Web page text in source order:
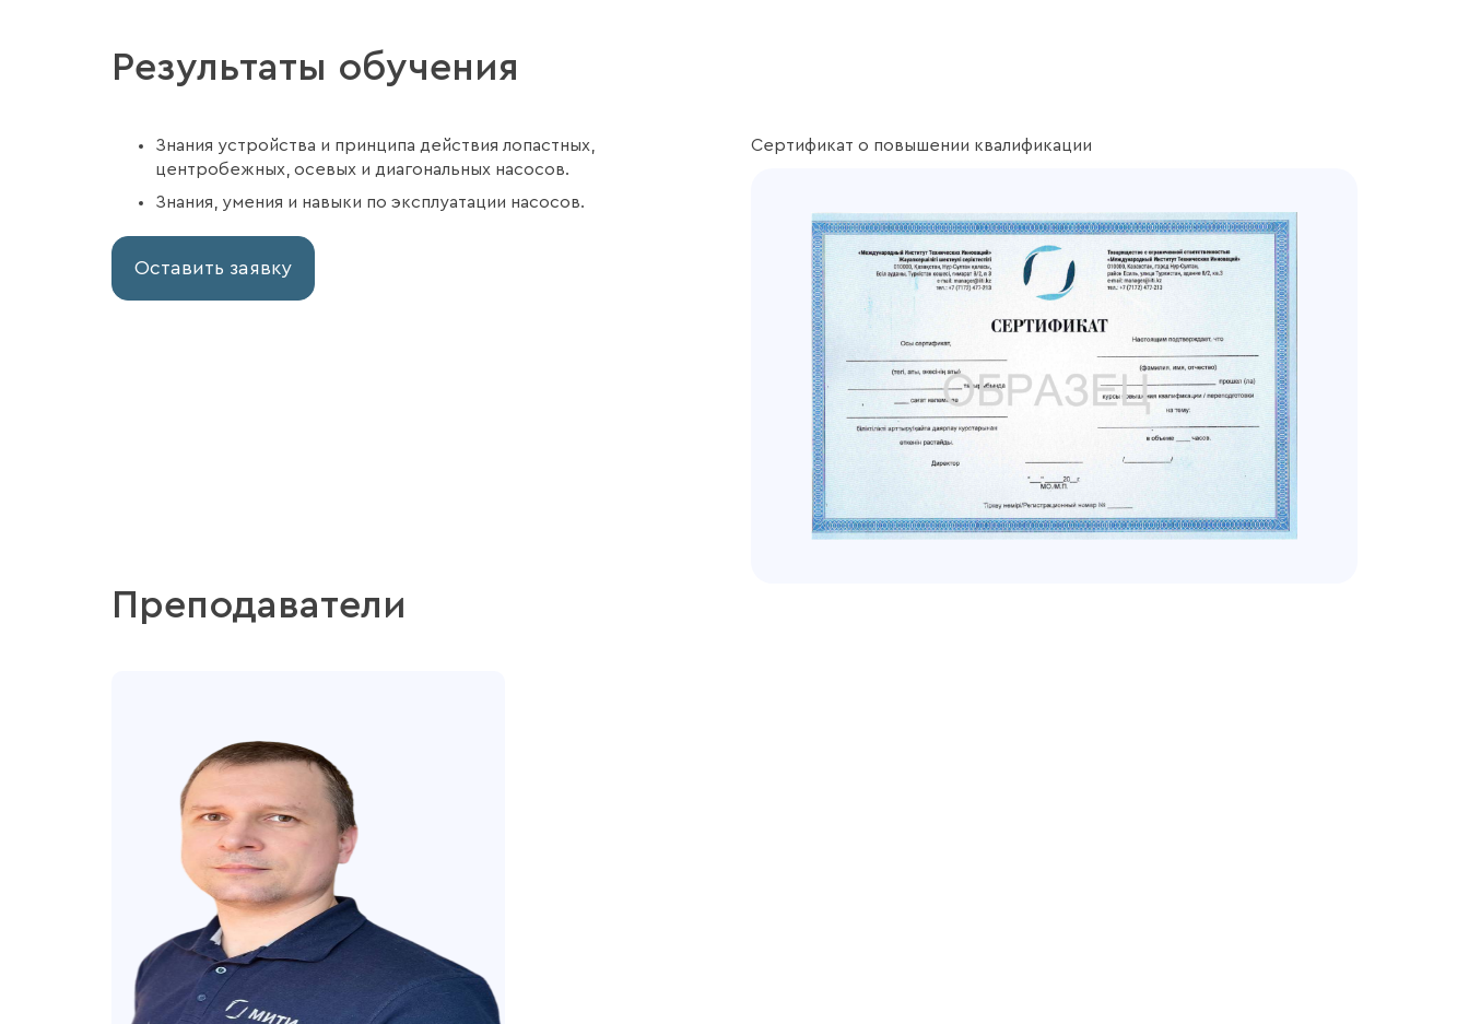
Результаты обучения
Знания устройства и принципа действия лопастных,
центробежных, осевых и диагональных насосов.
Знания, умения и навыки по эксплуатации насосов.
Оставить заявку
Сертификат о повышении квалификации
Преподаватели